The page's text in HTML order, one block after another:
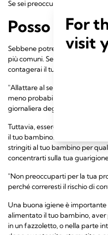
Se sei preoccupata per la
Posso
Sebbene potrebbe essere
più comuni. Se hai il
contagerai il tuo bambino
"Allattare al seno in caso di
meno probabilità di contrarre i
giornaliera degli anticorpi
Tuttavia, essere malate e
il tuo bambino. Mantieniti
stringiti al tuo bambino per
concentrarti sulla tua
"Non preoccuparti per la tua
perché correresti il rischio di
Una buona igiene è
alimentato il tuo bambino, aver
in un fazzoletto, o nella parte
For
visit